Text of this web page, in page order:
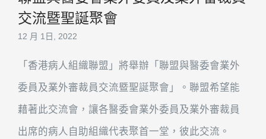
交流暨聖誕聚會
12 月 1日, 2022
「香港病人組織聯盟」將舉辦「聯盟與醫委會業外
委員及業外審裁員交流暨聖誕聚會」。聯盟希望能
藉著此交流會，讓各醫委會業外委員及業外審裁員
出席的病人自助組織代表聚首一堂，彼此交流。